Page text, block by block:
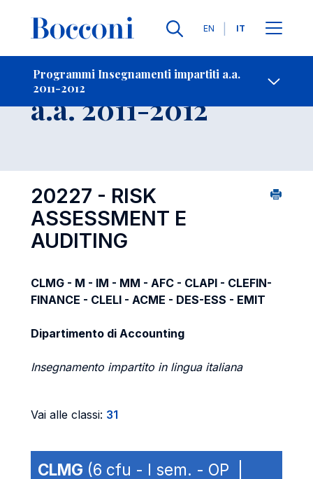
Lingue
EN IT
Programmi Insegnamenti impartiti a.a.
2011-2012
-
Insegnamento
a.a. 2011-2012
20227 - RISK
ASSESSMENT E
AUDITING
CLMG - M - IM - MM - AFC - CLAPI - CLEFIN-
FINANCE - CLELI - ACME - DES-ESS - EMIT
Dipartimento di Accounting
Insegnamento impartito in lingua italiana
Vai alle classi: 31
CLMG (6 cfu - I sem. - OP |